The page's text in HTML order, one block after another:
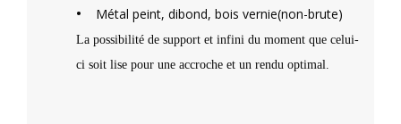
• Métal peint, dibond, bois vernie(non-brute)
La possibilité de support et infini du moment que celui-
ci soit lise pour une accroche et un rendu optimal.